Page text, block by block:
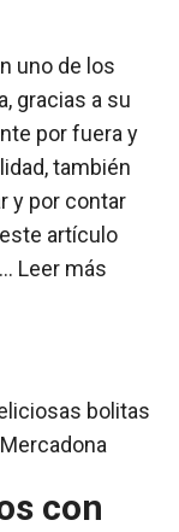
uno de los
gracias a su
por fuera y
también
y por contar
artículo
Leer más
con